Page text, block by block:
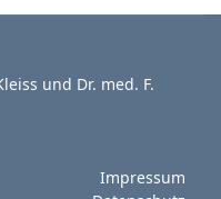
und Dr. med. F.
Impressum